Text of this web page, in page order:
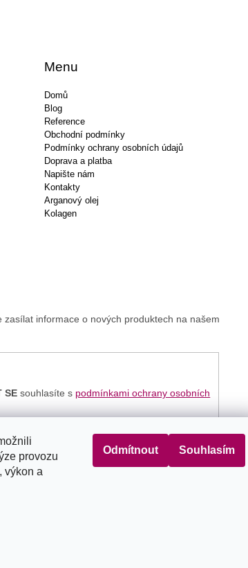
provozu
výkon a
Odmítnout Souhlasím
Menu
Domů
Blog
Reference
Obchodní podmínky
Podmínky ochrany osobních údajů
Doprava a platba
Napište nám
Kontakty
Arganový olej
Kolagen
informace o nových produktech na našem
SE souhlasíte s podmínkami ochrany osobních
Google